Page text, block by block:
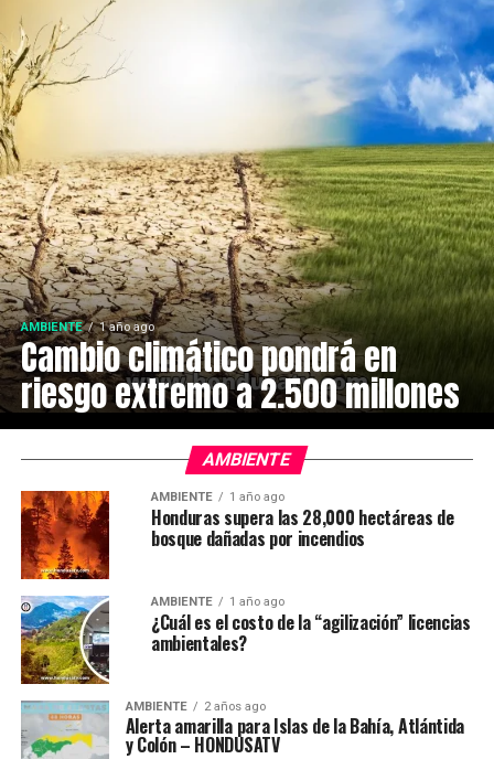
AMBIENTE 1 año ago
Cambio climático pondrá en
riesgo extremo a 2.500 millones
AMBIENTE
AMBIENTE 1 año ago
Honduras supera las 28,000 hectáreas de
bosque dañadas por incendios
AMBIENTE 1 año ago
¿Cuál es el costo de la “agilización” licencias
ambientales?
AMBIENTE 2 años ago
Alerta amarilla para Islas de la Bahía, Atlántida
y Colón – HONDUSATV